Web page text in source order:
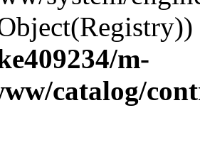
m-
catalog/